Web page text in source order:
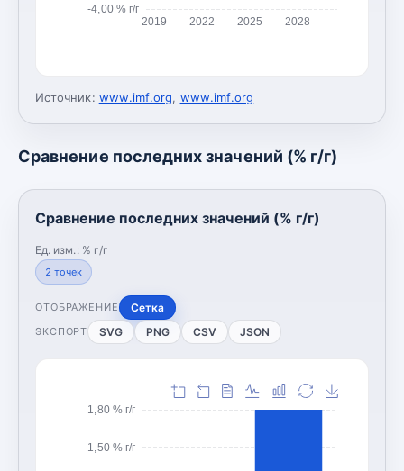
-4,00 % г/г
2019 2022 2025 2028
Источник: www.imf.org, www.imf.org
Сравнение последних значений (% г/г)
Сравнение последних значений (% г/г)
Ед. изм.: % г/г
2 точек
ОТОБРАЖЕНИЕ Сетка
ЭКСПОРТ SVG PNG CSV JSON
1,50 % г/г
1,80 % г/г